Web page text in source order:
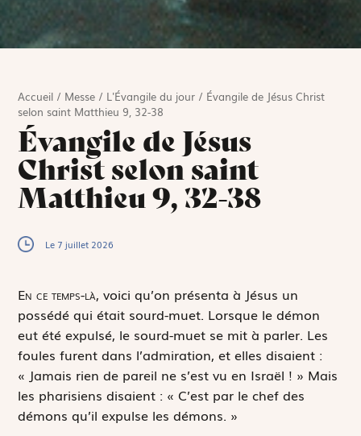
Accueil / Messe / L'Évangile du jour / Évangile de Jésus Christ
selon saint Matthieu 9, 32-38
Évangile de Jésus
Christ selon saint
Matthieu 9, 32-38
Le 7 juillet 2026
En ce temps-là, voici qu’on présenta à Jésus un
possédé qui était sourd-muet. Lorsque le démon
eut été expulsé, le sourd-muet se mit à parler. Les
foules furent dans l’admiration, et elles disaient :
« Jamais rien de pareil ne s’est vu en Israël ! » Mais
les pharisiens disaient : « C’est par le chef des
démons qu’il expulse les démons. »